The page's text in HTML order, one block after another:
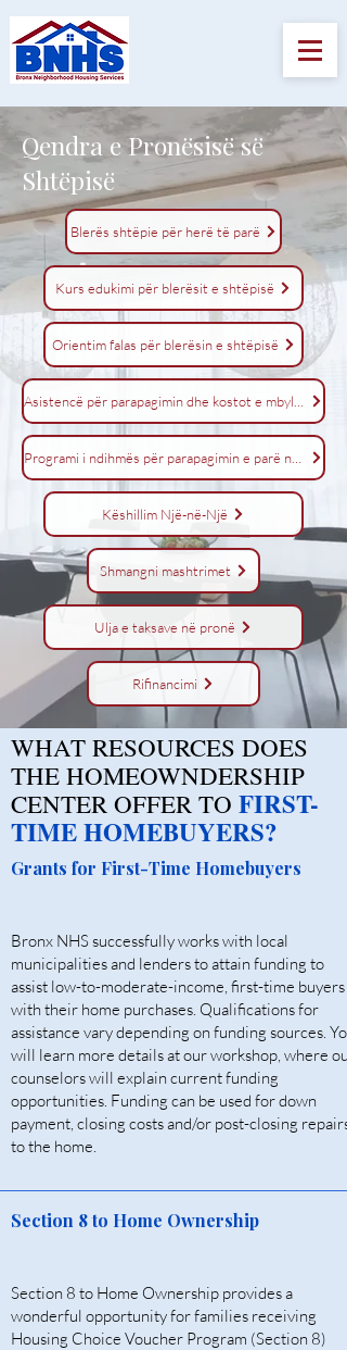
Qendra e Pronësisë së
Shtëpisë
Blerës shtëpie për herë të parë
Kurs edukimi për blerësit e shtëpisë
Orientim falas për blerësin e shtëpisë
Këshillim Një-në-Një
Shmangni mashtrimet
Ulja e taksave në pronë
Rifinancimi
WHAT RESOURCES DOES
THE HOMEOWNDERSHIP
CENTER OFFER TO FIRST-
TIME HOMEBUYERS?
Grants for First-Time Homebuyers
Bronx NHS successfully works with local
municipalities and lenders to attain funding to
assist low-to-moderate-income, first-time buyers
with their home purchases. Qualifications for
assistance vary depending on funding sources. You
will learn more details at our workshop, where our
counselors will explain current funding
opportunities. Funding can be used for down
payment, closing costs and/or post-closing repairs
to the home.
Section 8 to Home Ownership
Section 8 to Home Ownership provides a
wonderful opportunity for families receiving
Housing Choice Voucher Program (Section 8)